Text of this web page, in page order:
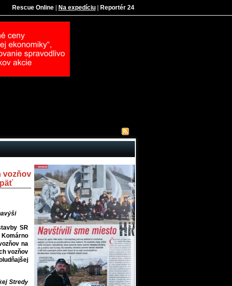
Rescue Online Na expedíciu Reportér 24
vozňov
SR
na
vozňov
Stredy